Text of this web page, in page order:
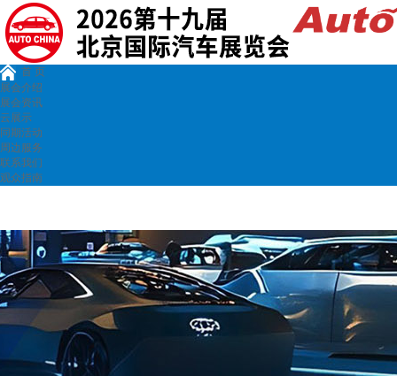
首 页
展会介绍
展会资讯
云展示
同期活动
周边服务
联系我们
观众指南